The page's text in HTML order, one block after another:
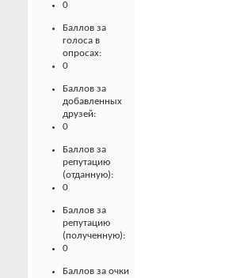
0
Баллов за
голоса в
опросах:
0
Баллов за
добавленных
друзей:
0
Баллов за
репутацию
(отданную):
0
Баллов за
репутацию
(полученную):
0
Баллов за очки